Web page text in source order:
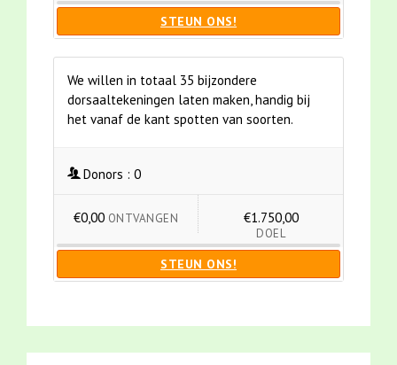
STEUN ONS!
We willen in totaal 35 bijzondere
dorsaaltekeningen laten maken, handig bij
het vanaf de kant spotten van soorten.
Donors : 0
€0,00 ONTVANGEN €1.750,00
DOEL
STEUN ONS!